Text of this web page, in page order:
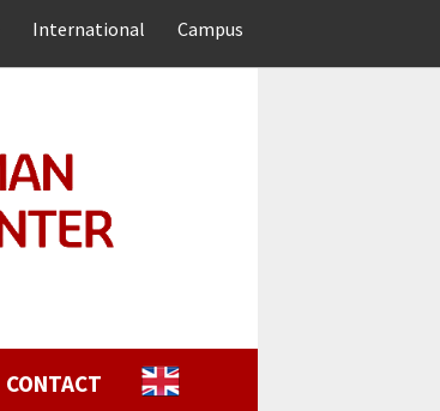
International Campus
CONTACT